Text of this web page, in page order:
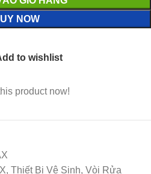
NOW
to wishlist
product now!
Thiết Bị Vệ Sinh, Vòi Rửa